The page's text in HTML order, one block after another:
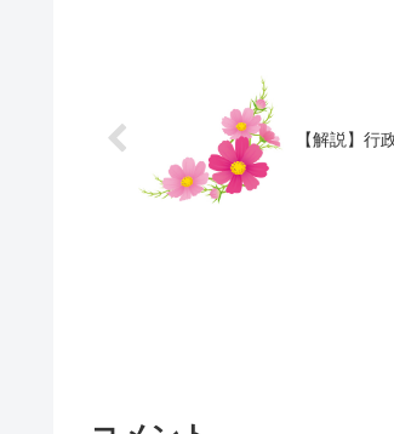
【解説】行